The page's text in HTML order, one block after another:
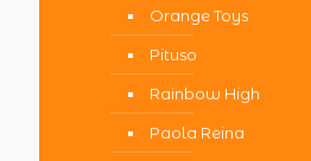
Orange Toys
Pituso
Rainbow High
Paola Reina